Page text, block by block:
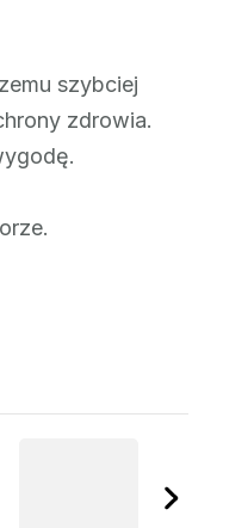
szybciej
zdrowia.